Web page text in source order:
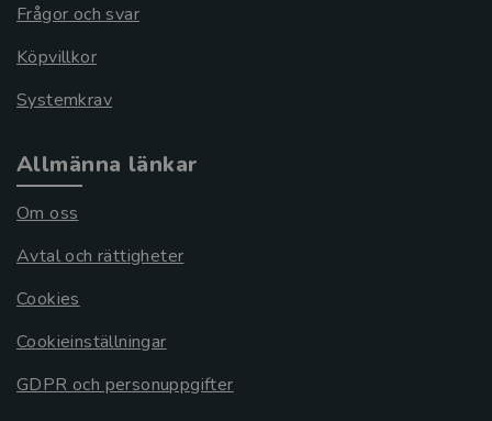
Frågor och svar
Köpvillkor
Systemkrav
Allmänna länkar
Om oss
Avtal och rättigheter
Cookies
Cookieinställningar
GDPR och personuppgifter